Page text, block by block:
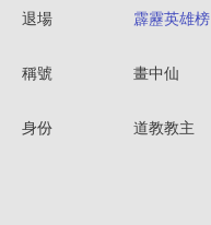
退場 霹靂英雄榜
稱號 畫中仙
身份 道教教主